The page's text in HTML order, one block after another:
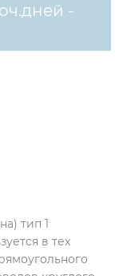
-
тип 1
в тех